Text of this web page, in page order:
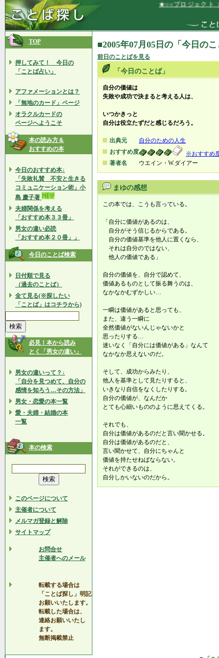
★○○プロジェクト（
TOP
押してみて！ 今日の
「ことば占い」
アファメーションとは？
「無地のカード」ページ
オラクルカードの
ページへようこそ
本の読み方＆
おすすめの本
今日のおすすめ本↓
「失敗礼賛 不安と生きる
コミュニケーション術」小
島 慶子著
夫婦関係を考える
「おすすめ本３３冊」
男女の違い必読
「おすすめ本２０冊」」
今日のことば検索
日付順で見る
（過去のことば）
全て見る(※探したい
「ことば」はコチラから)
必見！本から読み
とく「男女の違い」
男女の違いって？↓
「自分を見つめて、自分の
感情を知ろう…その方法」
男女・恋愛の本一覧
愛・夫婦・結婚の本
一覧
本の検索
このページについて
主催者について
メルマガ登録と解除
サイトマップ
お問合せ
主催者へのメール
転載する場合は
「ことば探し」明記
お願いいたします。
転載した場合は、
連絡お願いいたし
ます。
無断掲載禁止
■2005年07月05日の「今日の
前日のことばを見る
「今日のことば」
自分の価値は
失敗や成功で決まると考える人は、
いつかきっと
自分は役立たずだと感じるだろう。
出典元
自分のための人生
おすすめ度
※おすすめ
著者名
ウエイン・W.ダイアー
まゆの感想
この本では、こうも言っている。
「自分に価値があるのは、
自分がそう信じるからである。
自分の価値基準を他人に置くなら、
それは自分のではない、
他人の価値である」
自分の価値を、自分で認めて、
価値あるものとして振る舞うのは、
なかなかむずかしい…
一瞬は価値があると思っても、
また、違う一瞬に
全然価値がないんじゃないかと
思ったりする…
迷いなく「自分には価値がある」なんて
なかなか思えないのだ。
そして、成功からみたり、
他人を基準として見たりすると、
いきなり自信をなくしたりする。
自分の価値が、なんだか
とても心細いもののように思えてくる。
それでも、
自分は価値があるのだと言い聞かせる。
自分は価値があるのだと、
言い聞かせて、自分にちゃんと
価値を持たせねばならない。
それができるのは、
自分しかいないのだから。